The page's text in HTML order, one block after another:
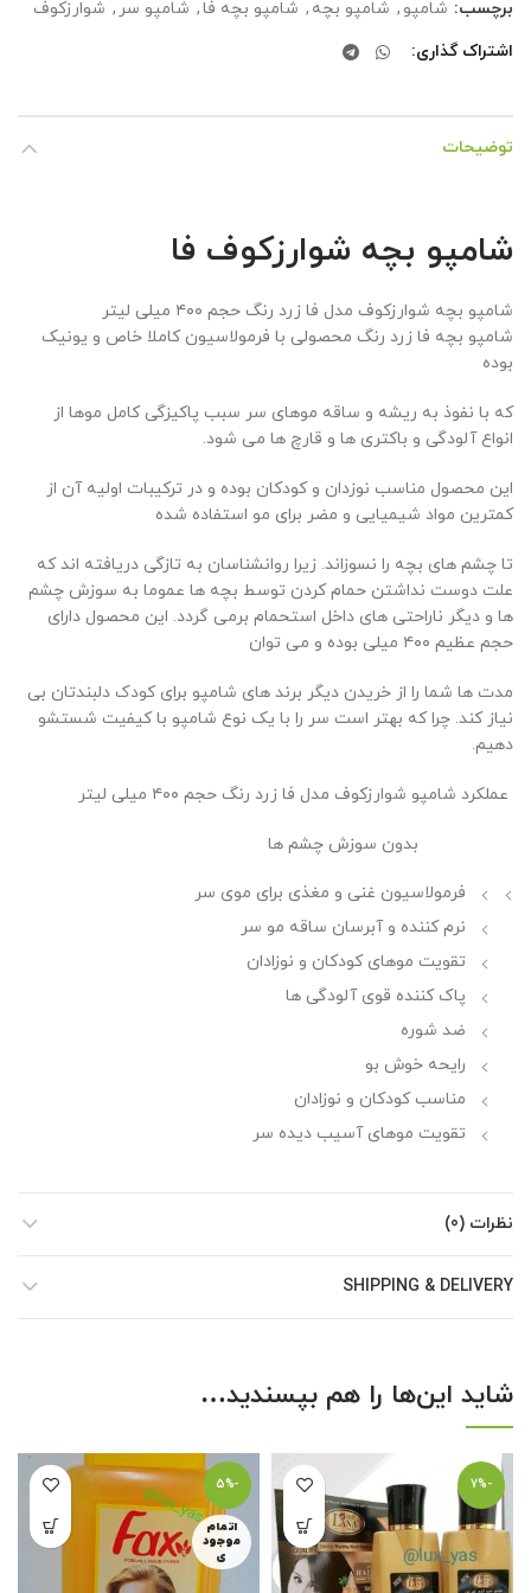
برچسب: شامپو , شامپو بچه , شامپو بچه فا, شامپو سر , شوارزکوف
اشتراک گذاری
توضیحات
شامپو بچه شوارزکوف فا
شامپو بچه شوارزکوف مدل فا زرد رنگ حجم ۴۰۰ میلی لیتر
شامپو بچه فا زرد رنگ محصولی با فرمولاسیون کاملا خاص و یونیک
بوده
که با نفوذ به ریشه و ساقه موهای سر سبب پاکیزگی کامل موها از
انواع آلودگی و باکتری ها و قارچ ها می شود.
این محصول مناسب نوزدان و کودکان بوده و در ترکیبات اولیه آن از
کمترین مواد شیمیایی و مضر برای مو استفاده شده
تا چشم های بچه را نسوزاند. زیرا روانشناسان به تازگی دریافته اند که
علت دوست نداشتن حمام کردن توسط بچه ها عموما به سوزش چشم
ها و دیگر ناراحتی های داخل استحمام برمی گردد. این محصول دارای
حجم عظیم ۴۰۰ میلی بوده و می توان
مدت ها شما را از خریدن دیگر برند های شامپو برای کودک دلبندتان بی
نیاز کند. چرا که بهتر است سر را با یک نوع شامپو با کیفیت شستشو
دهیم.
عملکرد شامپو شوارزکوف مدل فا زرد رنگ حجم ۴۰۰ میلی لیتر
بدون سوزش چشم ها
فرمولاسیون غنی و مغذی برای موی سر
نرم کننده و آبرسان ساقه مو سر
تقویت موهای کودکان و نوزادان
پاک کننده قوی آلودگی ها
ضد شوره
رایحه خوش بو
مناسب کودکان و نوزادان
تقویت موهای آسیب دیده سر
نظرات (0)
SHIPPING & DELIVERY
شاید این‌ها را هم بپسندید…
-7%
-5%
اتمام
موجود
ی